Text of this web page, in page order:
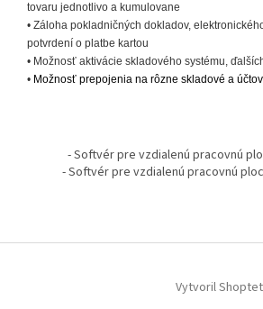
tovaru jednotlivo a kumulovane
• Záloha pokladničných dokladov,
potvrdení o platbe kartou
• Možnosť aktivácie skladového systému,
• Možnosť prepojenia na rôzne skladové a
e
- Softvér pre vzdialenú pracovnú
- Softvér pre vzdialenú pracovnú
Vytvoril Shoptet